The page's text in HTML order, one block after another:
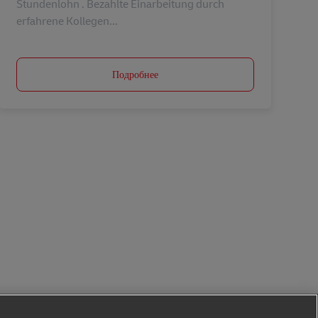
Stundenlohn . Bezahlte Einarbeitung durch
erfahrene Kollegen...
Подробнее